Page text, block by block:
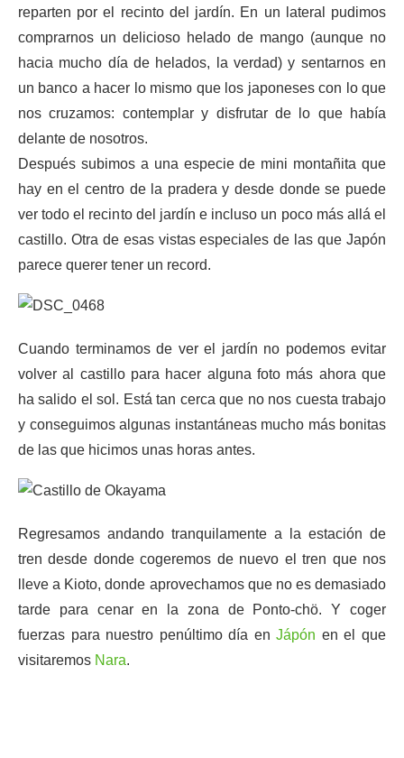
reparten por el recinto del jardín. En un lateral pudimos
comprarnos un delicioso helado de mango (aunque no
hacia mucho día de helados, la verdad) y sentarnos en
un banco a hacer lo mismo que los japoneses con lo que
nos cruzamos: contemplar y disfrutar de lo que había
delante de nosotros.
Después subimos a una especie de mini montañita que
hay en el centro de la pradera y desde donde se puede
ver todo el recinto del jardín e incluso un poco más allá el
castillo. Otra de esas vistas especiales de las que Japón
parece querer tener un record.
Cuando terminamos de ver el jardín no podemos evitar
volver al castillo para hacer alguna foto más ahora que
ha salido el sol. Está tan cerca que no nos cuesta trabajo
y conseguimos algunas instantáneas mucho más bonitas
de las que hicimos unas horas antes.
Regresamos andando tranquilamente a la estación de
tren desde donde cogeremos de nuevo el tren que nos
lleve a Kioto, donde aprovechamos que no es demasiado
tarde para cenar en la zona de Ponto-chö. Y coger
fuerzas para nuestro penúltimo día enJápón en el que
visitaremos Nara.